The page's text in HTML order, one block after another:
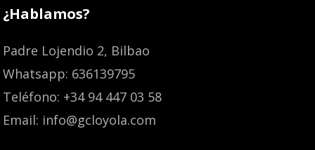
¿Hablamos?
Padre Lojendio 2, Bilbao
Whatsapp: 636139795
Teléfono: +34 94 447 03 58
Email: info@gcloyola.com